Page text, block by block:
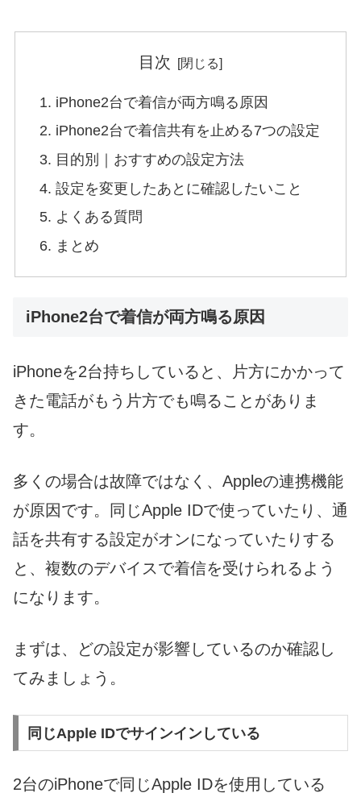
目次
iPhone2台で着信が両方鳴る原因
iPhone2台で着信共有を止める7つの設定
目的別｜おすすめの設定方法
設定を変更したあとに確認したいこと
よくある質問
まとめ
iPhone2台で着信が両方鳴る原因
iPhoneを2台持ちしていると、片方にかかって
きた電話がもう片方でも鳴ることがありま
す。
多くの場合は故障ではなく、Appleの連携機能
が原因です。同じApple IDで使っていたり、通
話を共有する設定がオンになっていたりする
と、複数のデバイスで着信を受けられるよう
になります。
まずは、どの設定が影響しているのか確認し
てみましょう。
同じApple IDでサインインしている
2台のiPhoneで同じApple IDを使用している